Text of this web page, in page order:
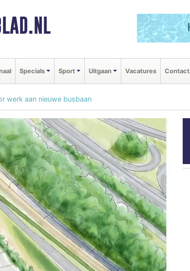
Specials Sport Uitgaan Vacatures Contact
werk aan nieuwe busbaan